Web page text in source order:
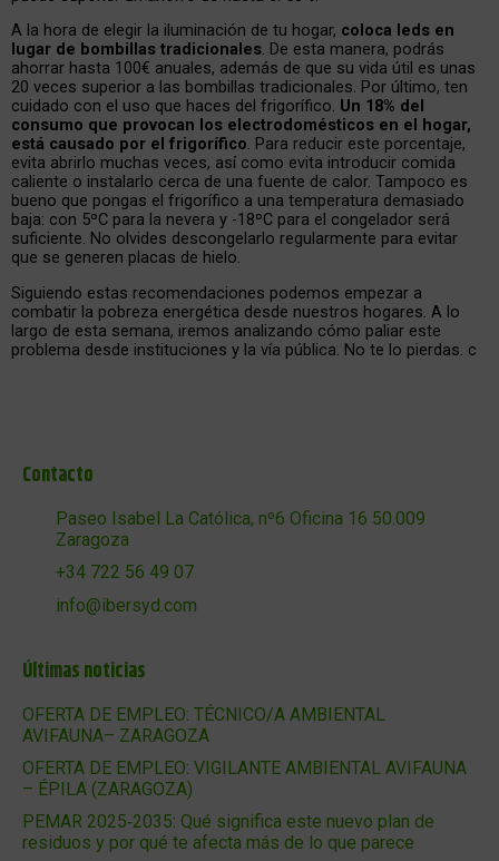
A la hora de elegir la iluminación de tu hogar, coloca leds en
lugar de bombillas tradicionales. De esta manera, podrás
ahorrar hasta 100€ anuales, además de que su vida útil es unas
20 veces superior a las bombillas tradicionales. Por último, ten
cuidado con el uso que haces del frigorífico. Un 18% del
consumo que provocan los electrodomésticos en el hogar,
está causado por el frigorífico. Para reducir este porcentaje,
evita abrirlo muchas veces, así como evita introducir comida
caliente o instalarlo cerca de una fuente de calor. Tampoco es
bueno que pongas el frigorífico a una temperatura demasiado
baja: con 5ºC para la nevera y -18ºC para el congelador será
suficiente. No olvides descongelarlo regularmente para evitar
que se generen placas de hielo.
Siguiendo estas recomendaciones podemos empezar a
combatir la pobreza energética desde nuestros hogares. A lo
largo de esta semana, iremos analizando cómo paliar este
problema desde instituciones y la vía pública. No te lo pierdas. c
Contacto
Paseo Isabel La Católica, nº6 Oficina 16 50.009
Zaragoza
+34 722 56 49 07
info@ibersyd.com
Últimas noticias
OFERTA DE EMPLEO: TÉCNICO/A AMBIENTAL
AVIFAUNA– ZARAGOZA
OFERTA DE EMPLEO: VIGILANTE AMBIENTAL AVIFAUNA
– ÉPILA (ZARAGOZA)
PEMAR 2025‑2035: Qué significa este nuevo plan de
residuos y por qué te afecta más de lo que parece